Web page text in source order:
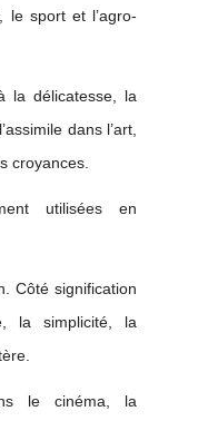
le sport et l’agro-
délicatesse, la
dans l’art,
croyances.
utilisées en
Côté signification
la simplicité, la
le cinéma, la